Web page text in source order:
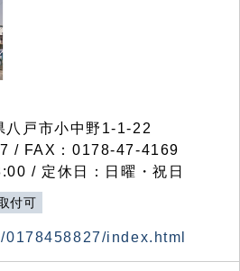
戸市小中野1-1-22
/ FAX：0178-47-4169
/ 定休日：日曜・祝日
付可
index.html